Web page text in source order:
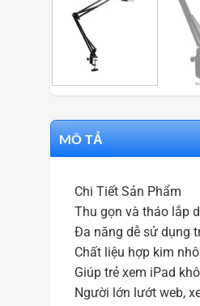
MÔ TẢ
Chi Tiết Sản Phẩm
Thu gọn và tháo lắp
Đa năng dễ sử dụng
Chất liệu hợp kim
Giúp trẻ xem iPad
Người lớn lướt web,